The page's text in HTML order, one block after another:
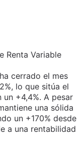
Renta Variable
cerrado el mes
lo que sitúa el
+4,4%. A pesar
una sólida
un +170% desde
a una rentabilidad